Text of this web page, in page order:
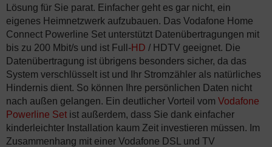
Lösung für Sie parat. Einfacher geht es gar nicht, ein
eigenes Heimnetzwerk aufzubauen. Das Vodafone Home
Connect Powerline Set unterstützt Datenübertragungen mit
bis zu 200 Mbit/s und ist Full-HD / HDTV geeignet. Die
Datenübertragung ist übrigens besonders sicher, da das
System verschlüsselt ist und Ihr Stromzähler als natürliches
Hindernis dient. So können Ihre persönlichen Daten nicht
nach außen gelangen. Ein deutlicher Vorteil vom Vodafone
Powerline Set ist außerdem, dass Sie dank einfacher
kinderleichter Installation kaum Zeit investieren müssen. Im
Zusammenhang mit einer Vodafone DSL und TV